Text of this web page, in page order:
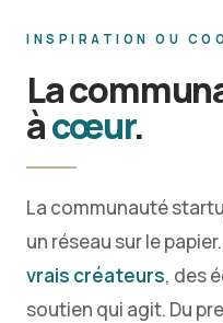
INSPIRATION OU
La
àcœur.
La communauté
un réseau sur le
vrais créateurs, des
soutien qui agit. Du